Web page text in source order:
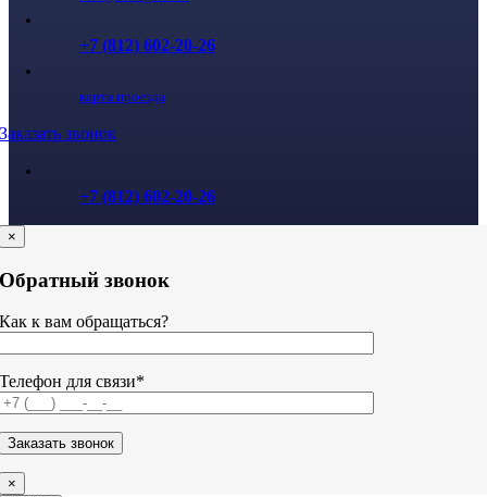
+7 (812) 602-20-26
карта проезда
Заказать звонок
+7 (812) 602-20-26
×
Обратный звонок
Как к вам обращаться?
Телефон для связи*
×